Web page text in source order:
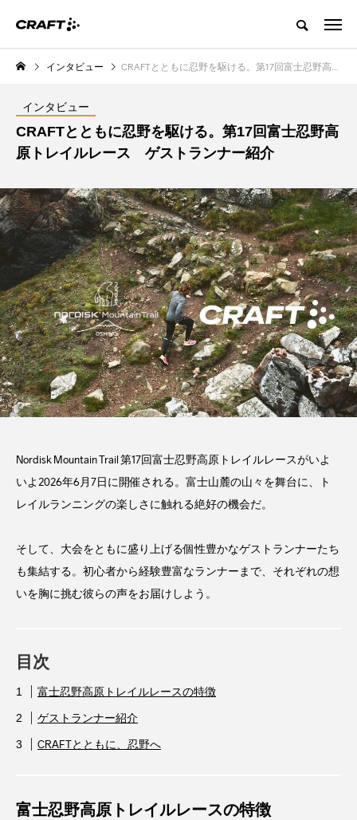
インタビュー CRAFTとともに忍野を駆ける。第17回富士忍野高原トレイルレース ゲストランナー紹介
インタビュー
CRAFTとともに忍野を駆ける。第17回富士忍野高
原トレイルレース ゲストランナー紹介
Nordisk Mountain Trail 第17回富士忍野高原トレイルレースがいよ
いよ2026年6月7日に開催される。富士山麓の山々を舞台に、ト
レイルランニングの楽しさに触れる絶好の機会だ。
そして、大会をともに盛り上げる個性豊かなゲストランナーたち
も集結する。初心者から経験豊富なランナーまで、それぞれの想
いを胸に挑む彼らの声をお届けしよう。
目次
富士忍野高原トレイルレースの特徴
ゲストランナー紹介
CRAFTとともに、忍野へ
富士忍野高原トレイルレースの特徴